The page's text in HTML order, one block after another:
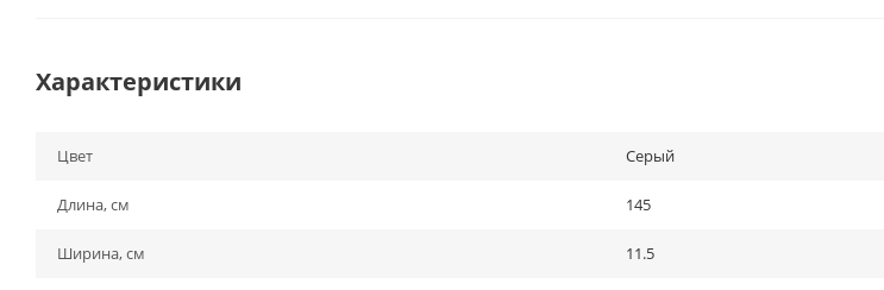
Характеристики
Цвет Серый
Длина, см 145
Ширина, см 11.5